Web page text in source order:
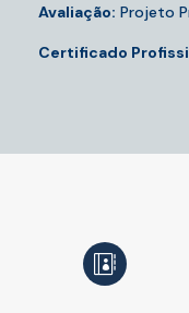
Avaliação: Projeto
Certificado
